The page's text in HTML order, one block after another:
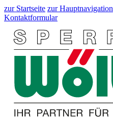
zur Startseite zur Hauptnavigation
Kontaktformular